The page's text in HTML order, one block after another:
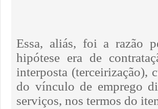
Essa, aliás, foi a razão
hipótese era de
interposta (terceirização),
do vínculo de emprego
serviços, nos termos do